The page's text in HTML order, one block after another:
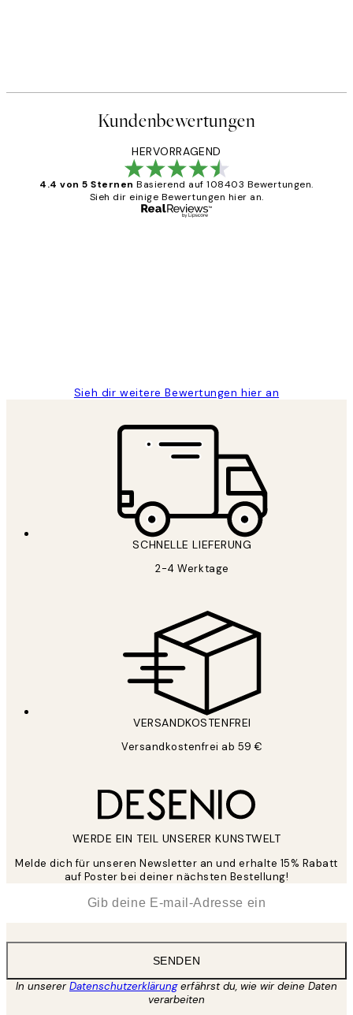
Kundenbewertungen
HERVORRAGEND
4.4 von 5 Sternen Basierend auf 108403 Bewertungen.
Sieh dir einige Bewertungen hier an.
Sieh dir weitere Bewertungen hier an
SCHNELLE LIEFERUNG
2-4 Werktage
VERSANDKOSTENFREI
Versandkostenfrei ab 59 €
WERDE EIN TEIL UNSERER KUNSTWELT
Melde dich für unseren Newsletter an und erhalte 15% Rabatt
auf Poster bei deiner nächsten Bestellung!
SENDEN
In unsererDatenschutzerklärungerfährst du, wie wir deine Daten
verarbeiten